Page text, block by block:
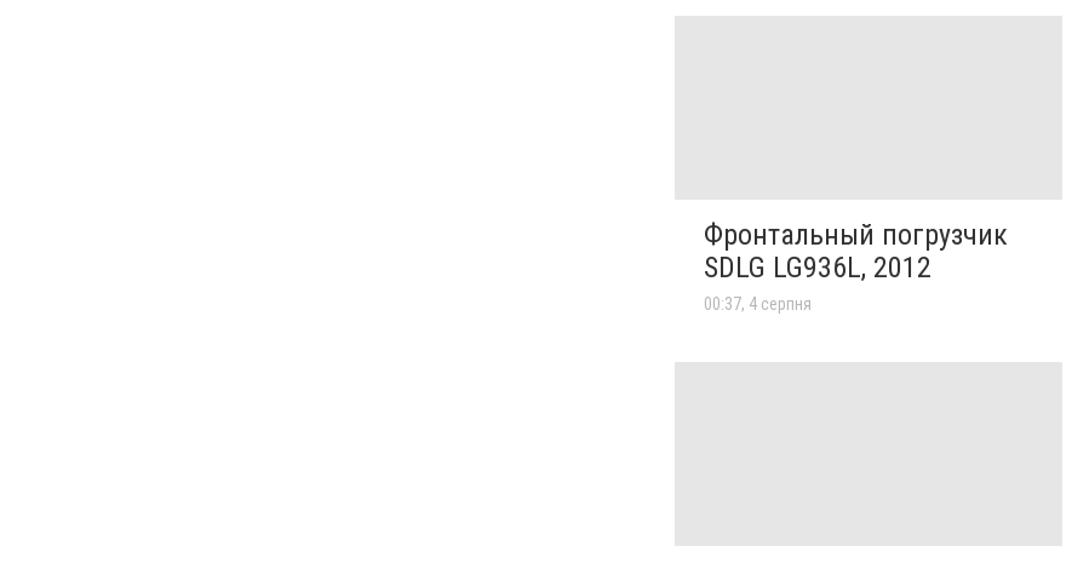
Фронтальный погрузчик
SDLG LG936L, 2012
00:37, 4 серпня